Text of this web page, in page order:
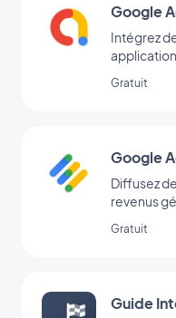
Google
Intégrez
Gratuit
Google
Diffusez
revenus
Gratuit
Guide